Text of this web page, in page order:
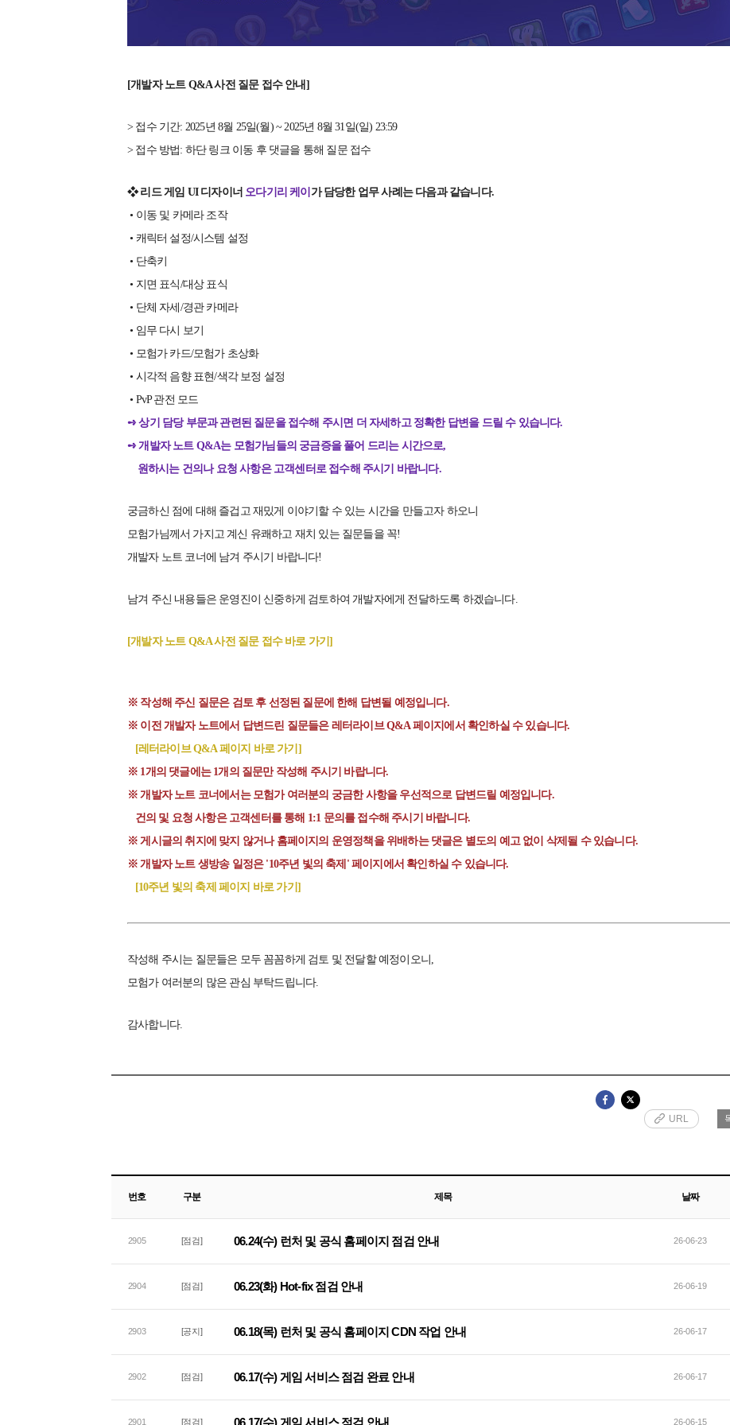
[개발자 노트 Q&A 사전 질문 접수 안내]
> 접수 기간: 2025년 8월 25일(월) ~ 2025년 8월 31일(일) 23:59
> 접수 방법: 하단 링크 이동 후 댓글을 통해 질문 접수
❖ 리드 게임 UI 디자이너 오다기리 케이 가 담당한 업무 사례는 다음과 같습니다.
• 이동 및 카메라 조작
• 캐릭터 설정/시스템 설정
• 단축키
• 지면 표식/대상 표식
• 단체 자세/경관 카메라
• 임무 다시 보기
• 모험가 카드/모험가 초상화
• 시각적 음향 표현/색각 보정 설정
• PvP 관전 모드
➺ 상기 담당 부문과 관련된 질문을 접수해 주시면 더 자세하고 정확한 답변을 드릴 수 있습니다.
➺ 개발자 노트 Q&A는 모험가님들의 궁금증을 풀어 드리는 시간으로,
원하시는 건의나 요청 사항은 고객센터로 접수해 주시기 바랍니다.
궁금하신 점에 대해 즐겁고 재밌게 이야기할 수 있는 시간을 만들고자 하오니
모험가님께서 가지고 계신 유쾌하고 재치 있는 질문들을 꼭!
개발자 노트 코너에 남겨 주시기 바랍니다!
남겨 주신 내용들은 운영진이 신중하게 검토하여 개발자에게 전달하도록 하겠습니다.
[개발자 노트 Q&A 사전 질문 접수 바로 가기]
※ 작성해 주신 질문은 검토 후 선정된 질문에 한해 답변될 예정입니다.
※ 이전 개발자 노트에서 답변드린 질문들은 레터라이브 Q&A 페이지에서 확인하실 수 있습니다.
[레터라이브 Q&A 페이지 바로 가기]
※ 1개의 댓글에는 1개의 질문만 작성해 주시기 바랍니다.
※ 개발자 노트 코너에서는 모험가 여러분의 궁금한 사항을 우선적으로 답변드릴 예정입니다.
건의 및 요청 사항은 고객센터를 통해 1:1 문의를 접수해 주시기 바랍니다.
※ 게시글의 취지에 맞지 않거나 홈페이지의 운영정책을 위배하는 댓글은 별도의 예고 없이 삭제될 수 있습니다.
※ 개발자 노트 생방송 일정은 '10주년 빛의 축제' 페이지에서 확인하실 수 있습니다.
[10주년 빛의 축제 페이지 바로 가기]
작성해 주시는 질문들은 모두 꼼꼼하게 검토 및 전달할 예정이오니,
모험가 여러분의 많은 관심 부탁드립니다.
감사합니다.
URL
번호 구분 제목 날짜
2905 [점검] 06.24(수) 런처 및 공식 홈페이지 점검 안내 26-06-23
2904 [점검] 06.23(화) Hot-fix 점검 안내 26-06-19
2903 [공지] 06.18(목) 런처 및 공식 홈페이지 CDN 작업 안내 26-06-17
2902 [점검] 06.17(수) 게임 서비스 점검 완료 안내 26-06-17
2901 [점검] 06.17(수) 게임 서비스 점검 안내 26-06-15